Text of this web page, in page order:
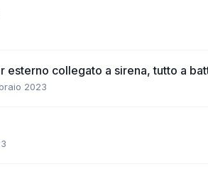
esterno collegato a sirena, tutto a
2023